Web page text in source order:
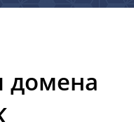
домена